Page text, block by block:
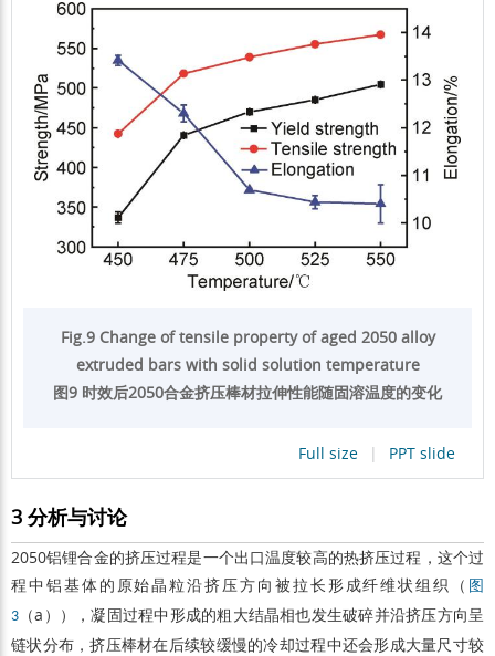
Fig.9 Change of tensile property of aged 2050 alloy
extruded bars with solid solution temperature
图9 时效后2050合金挤压棒材拉伸性能随固溶温度的变化
Full size | PPT slide
3 分析与讨论
2050铝锂合金的挤压过程是一个出口温度较高的热挤压过程，这个过
程中铝基体的原始晶粒沿挤压方向被拉长形成纤维状组织（ 图
3 （a）），凝固过程中形成的粗大结晶相也发生破碎并沿挤压方向呈
链状分布，挤压棒材在后续较缓慢的冷却过程中还会形成大量尺寸较